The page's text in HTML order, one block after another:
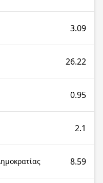
3.09
26.22
0.95
2.1
8.59